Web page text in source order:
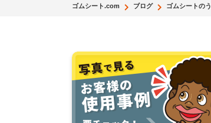
ゴムシート.com ブログ ゴムシートの